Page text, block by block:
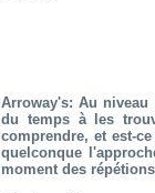
Arroway's: Au
du temps à les
comprendre, et est-
quelconque
moment des